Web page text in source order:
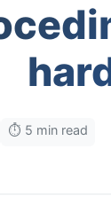
⏱️ 5 min read